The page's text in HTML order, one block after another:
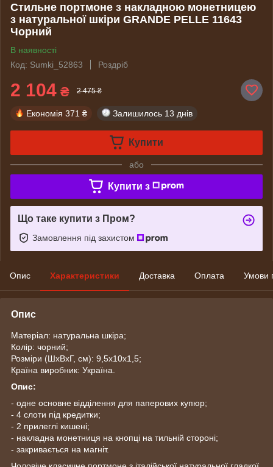
Стильне портмоне з накладною монетницею
з натуральної шкіри GRANDE PELLE 11643
Чорний
В наявності
Код: Sumki_52863
Роздріб
2 104 ₴ 2 475 ₴
Економія 371 ₴ Залишилось 13 днів
Купити
або
Купити з
Що таке купити з Пром?
Замовлення під захистом
Опис Характеристики Доставка Оплата Умови
Опис
Матеріал: натуральна шкіра;
Колір: чорний;
Розміри (ШхВхГ, см): 9,5х10х1,5;
Країна виробник: Україна.
Опис:
- одне основне відділення для паперових купюр;
- 4 слоти під кредитки;
- 2 прилеглі кишені;
- накладна монетниця на кнопці на тильній стороні;
- закривається на магніт.